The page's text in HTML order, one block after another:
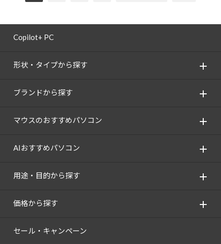
Copilot+ PC
形状・タイプから探す
ブランドから探す
マウスのおすすめパソコン
AIおすすめパソコン
用途・目的から探す
価格から探す
セール・キャンペーン